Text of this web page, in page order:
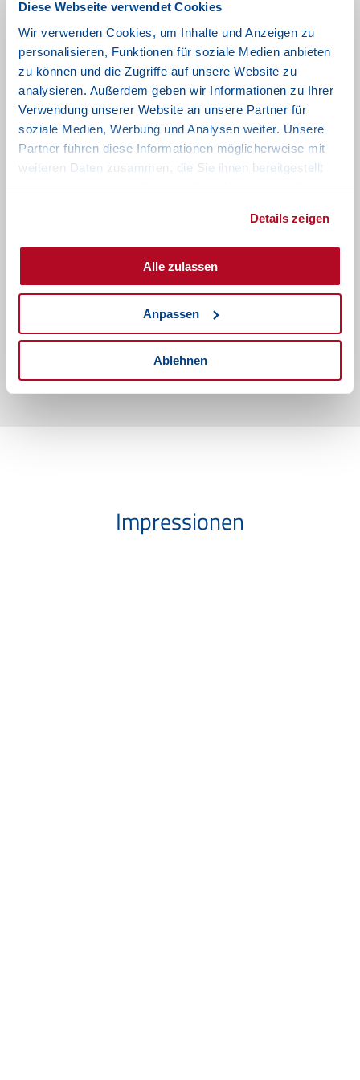
Diese Webseite verwendet Cookies
Wir verwenden Cookies, um Inhalte und Anzeigen zu
personalisieren, Funktionen für soziale Medien anbieten
zu können und die Zugriffe auf unsere Website zu
analysieren. Außerdem geben wir Informationen zu Ihrer
Verwendung unserer Website an unsere Partner für
soziale Medien, Werbung und Analysen weiter. Unsere
Partner führen diese Informationen möglicherweise mit
weiteren Daten zusammen, die Sie ihnen bereitgestellt
Details zeigen
Alle zulassen
Anpassen
Ablehnen
Gewicht 15 kg 75 kg
Kompressor:
El. Anschluss
230 V /
50 Hz
230 V / 50 Hz
Leistungsaufnahme 0.56 kW
0.56 kW
85 l/min
Gewicht
22 kg 22 kg
Downloads
Home Snow Datenblatt
Produktkatalog
Impressionen